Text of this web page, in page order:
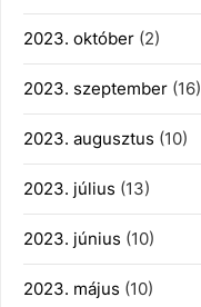
2023. október (2)
2023. szeptember (16)
2023. augusztus (10)
2023. július (13)
2023. június (10)
2023. május (10)